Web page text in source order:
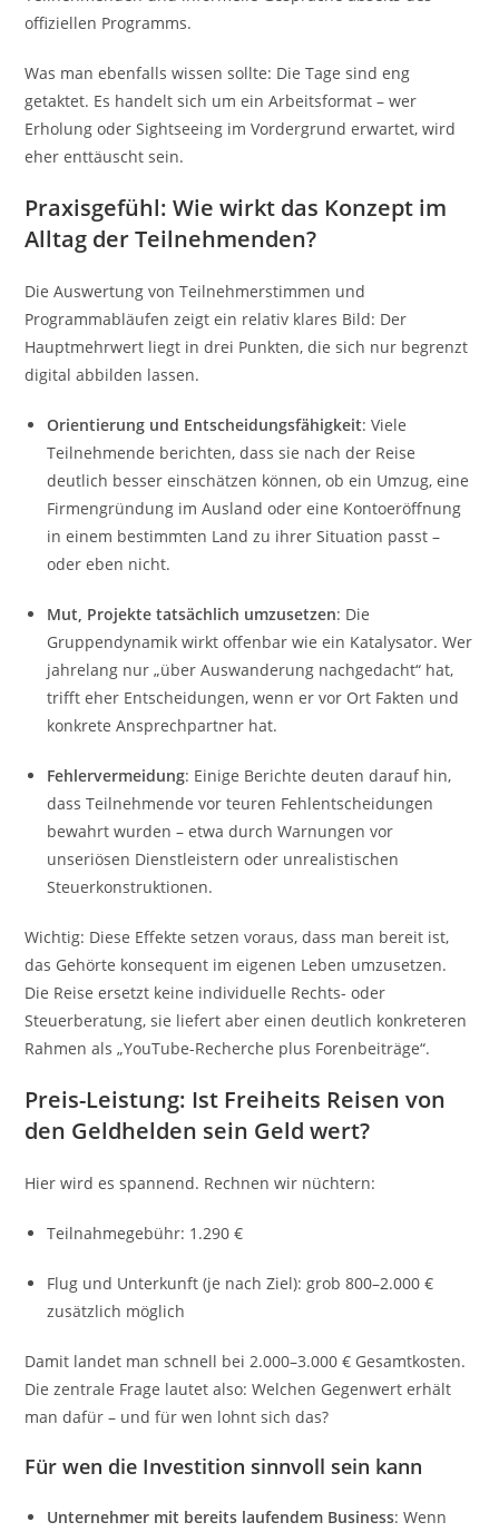
offiziellen Programms.
Was man ebenfalls wissen sollte: Die Tage sind eng
getaktet. Es handelt sich um ein Arbeitsformat – wer
Erholung oder Sightseeing im Vordergrund erwartet, wird
eher enttäuscht sein.
Praxisgefühl: Wie wirkt das Konzept im
Alltag der Teilnehmenden?
Die Auswertung von Teilnehmerstimmen und
Programmabläufen zeigt ein relativ klares Bild: Der
Hauptmehrwert liegt in drei Punkten, die sich nur begrenzt
digital abbilden lassen.
Orientierung und Entscheidungsfähigkeit: Viele
Teilnehmende berichten, dass sie nach der Reise
deutlich besser einschätzen können, ob ein Umzug, eine
Firmengründung im Ausland oder eine Kontoeröffnung
in einem bestimmten Land zu ihrer Situation passt –
oder eben nicht.
Mut, Projekte tatsächlich umzusetzen: Die
Gruppendynamik wirkt offenbar wie ein Katalysator. Wer
jahrelang nur „über Auswanderung nachgedacht“ hat,
trifft eher Entscheidungen, wenn er vor Ort Fakten und
konkrete Ansprechpartner hat.
Fehlervermeidung: Einige Berichte deuten darauf hin,
dass Teilnehmende vor teuren Fehlentscheidungen
bewahrt wurden – etwa durch Warnungen vor
unseriösen Dienstleistern oder unrealistischen
Steuerkonstruktionen.
Wichtig: Diese Effekte setzen voraus, dass man bereit ist,
das Gehörte konsequent im eigenen Leben umzusetzen.
Die Reise ersetzt keine individuelle Rechts- oder
Steuerberatung, sie liefert aber einen deutlich konkreteren
Rahmen als „YouTube-Recherche plus Forenbeiträge“.
Preis-Leistung: Ist Freiheits Reisen von
den Geldhelden sein Geld wert?
Hier wird es spannend. Rechnen wir nüchtern:
Teilnahmegebühr: 1.290 €
Flug und Unterkunft (je nach Ziel): grob 800–2.000 €
zusätzlich möglich
Damit landet man schnell bei 2.000–3.000 € Gesamtkosten.
Die zentrale Frage lautet also: Welchen Gegenwert erhält
man dafür – und für wen lohnt sich das?
Für wen die Investition sinnvoll sein kann
Unternehmer mit bereits laufendem Business: Wenn